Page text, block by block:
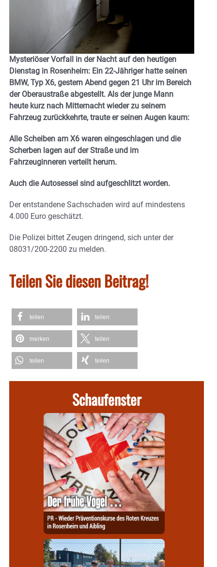
Mysteriöser Vorfall in der Nacht auf den heutigen
Dienstag in Rosenheim: Ein 22-Jähriger hatte seinen
BMW, Typ X6, gestern Abend gegen 21 Uhr im Bereich
der Oberaustraße abgestellt. Als der junge Mann
heute kurz nach Mitternacht wieder zu seinem
Fahrzeug zurückkehrte, traute er seinen Augen kaum:
Alle Scheiben am X6 waren eingeschlagen und die
Scherben lagen auf der Straße und im
Fahrzeuginneren verteilt herum.
Auch die Autosessel sind aufgeschlitzt worden.
Der entstandene Sachschaden wird auf mindestens
4.000 Euro geschätzt.
Die Polizei bittet Zeugen dringend, sich unter der
08031/200-2200 zu melden.
Teilen Sie diesen Beitrag!
teilen teilen
merken teilen
teilen teilen
Schaufenster